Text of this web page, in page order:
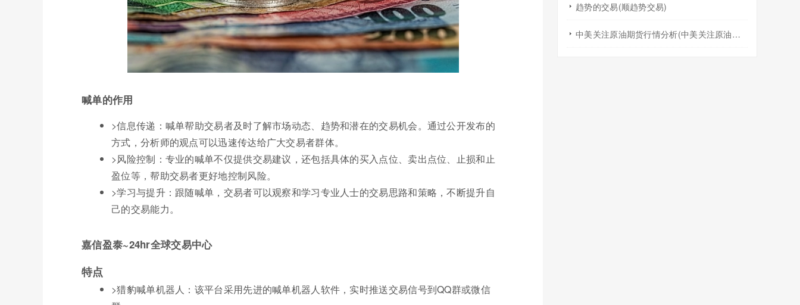
喊单的作用
>信息传递：喊单帮助交易者及时了解市场动态、趋势和潜在的交易机会。通过公开发布的
方式，分析师的观点可以迅速传达给广大交易者群体。
>风险控制：专业的喊单不仅提供交易建议，还包括具体的买入点位、卖出点位、止损和止
盈位等，帮助交易者更好地控制风险。
>学习与提升：跟随喊单，交易者可以观察和学习专业人士的交易思路和策略，不断提升自
己的交易能力。
嘉信盈泰~24hr全球交易中心
特点
>猎豹喊单机器人：该平台采用先进的喊单机器人软件，实时推送交易信号到QQ群或微信
趋势的交易(顺趋势交易)
中美关注原油期货行情分析(中美关注原油期货行情分析报告)